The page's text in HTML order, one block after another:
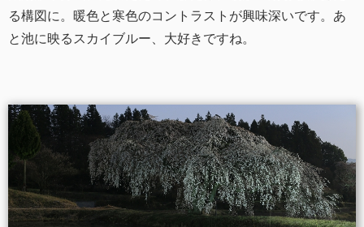
る構図に。暖色と寒色のコントラストが興味深いです。あ
と池に映るスカイブルー、大好きですね。